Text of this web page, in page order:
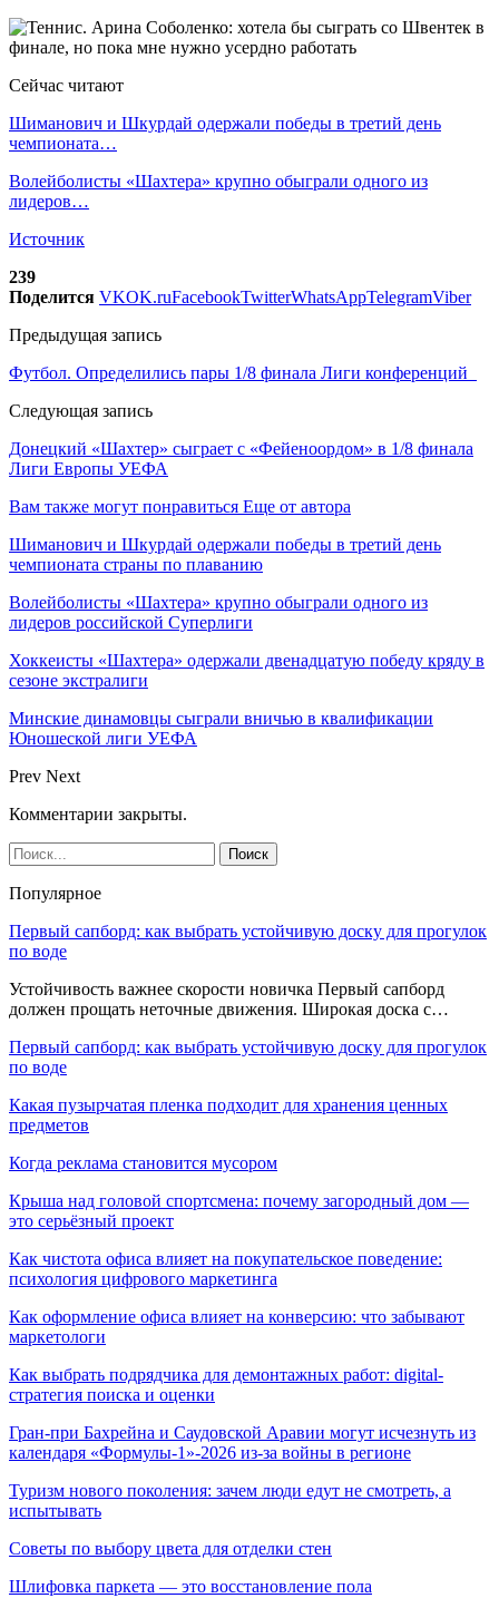
Сейчас читают
Шиманович и Шкурдай одержали победы в третий день
чемпионата…
Волейболисты «Шахтера» крупно обыграли одного из
лидеров…
Источник
239
Поделится VKOK.ruFacebookTwitterWhatsAppTelegramViber
Предыдущая запись
Футбол. Определились пары 1/8 финала Лиги конференций
Следующая запись
Донецкий «Шахтер» сыграет с «Фейеноордом» в 1/8 финала
Лиги Европы УЕФА
Вам также могут понравиться Еще от автора
Шиманович и Шкурдай одержали победы в третий день
чемпионата страны по плаванию
Волейболисты «Шахтера» крупно обыграли одного из
лидеров российской Суперлиги
Хоккеисты «Шахтера» одержали двенадцатую победу кряду в
сезоне экстралиги
Минские динамовцы сыграли вничью в квалификации
Юношеской лиги УЕФА
Prev Next
Комментарии закрыты.
Популярное
Первый сапборд: как выбрать устойчивую доску для прогулок
по воде
Устойчивость важнее скорости новичка Первый сапборд
должен прощать неточные движения. Широкая доска с…
Первый сапборд: как выбрать устойчивую доску для прогулок
по воде
Какая пузырчатая пленка подходит для хранения ценных
предметов
Когда реклама становится мусором
Крыша над головой спортсмена: почему загородный дом —
это серьёзный проект
Как чистота офиса влияет на покупательское поведение:
психология цифрового маркетинга
Как оформление офиса влияет на конверсию: что забывают
маркетологи
Как выбрать подрядчика для демонтажных работ: digital-
стратегия поиска и оценки
Гран-при Бахрейна и Саудовской Аравии могут исчезнуть из
календаря «Формулы-1»-2026 из-за войны в регионе
Туризм нового поколения: зачем люди едут не смотреть, а
испытывать
Советы по выбору цвета для отделки стен
Шлифовка паркета — это восстановление пола